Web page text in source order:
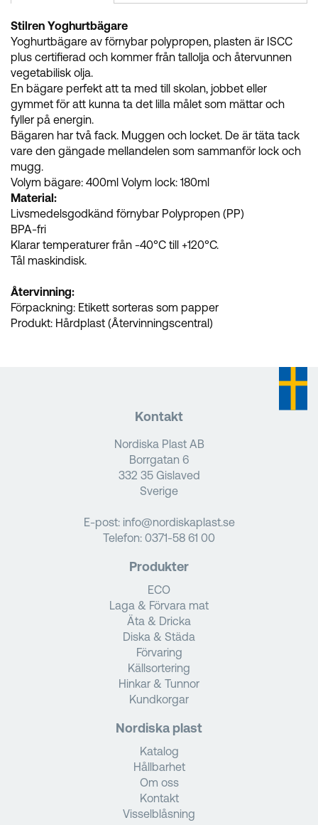
Stilren Yoghurtbägare
Yoghurtbägare av förnybar polypropen, plasten är ISCC
plus certifierad och kommer från tallolja och återvunnen
vegetabilisk olja.
En bägare perfekt att ta med till skolan, jobbet eller
gymmet för att kunna ta det lilla målet som mättar och
fyller på energin.
Bägaren har två fack. Muggen och locket. De är täta tack
vare den gängade mellandelen som sammanför lock och
mugg.
Volym bägare: 400ml Volym lock: 180ml
Material:
Livsmedelsgodkänd förnybar Polypropen (PP)
BPA-fri
Klarar temperaturer från -40°C till +120°C.
Tål maskindisk.
Återvinning:
Förpackning: Etikett sorteras som papper
Produkt: Hårdplast (Återvinningscentral)
Kontakt
Nordiska Plast AB
Borrgatan 6
332 35 Gislaved
Sverige
E-post: info@nordiskaplast.se
Telefon: 0371-58 61 00
Produkter
ECO
Laga & Förvara mat
Äta & Dricka
Diska & Städa
Förvaring
Källsortering
Hinkar & Tunnor
Kundkorgar
Nordiska plast
Katalog
Hållbarhet
Om oss
Kontakt
Visselblåsning